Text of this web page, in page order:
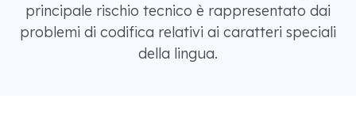
principale rischio tecnico è rappresentato dai
problemi di codifica relativi ai caratteri speciali
della lingua.